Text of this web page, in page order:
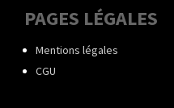
PAGES LÉGALES
Mentions légales
CGU